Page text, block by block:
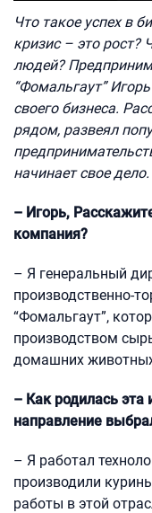
Что такое успех в
кризис – это рост?
людей?
“Фомальгаут”
своего бизнеса.
рядом, развеял
начинает свое дело.
– Игорь,
компания?
– Я генеральный
производственно-
“Фомальгаут”,
производством
домашних
– Как родилась
направление
– Я работал
производили
работы в этой